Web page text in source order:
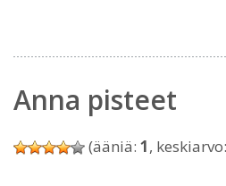
Anna pisteet
(ääniä: 1, keskiarvo: